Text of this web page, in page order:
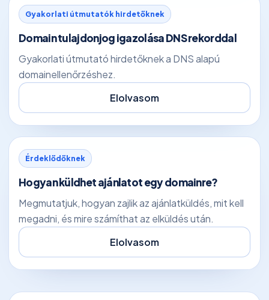
Gyakorlati útmutatók hirdetőknek
Domain tulajdonjog igazolása DNS rekorddal
Gyakorlati útmutató hirdetőknek a DNS alapú
domainellenőrzéshez.
Elolvasom
Érdeklődőknek
Hogyan küldhet ajánlatot egy domainre?
Megmutatjuk, hogyan zajlik az ajánlatküldés, mit kell
megadni, és mire számíthat az elküldés után.
Elolvasom